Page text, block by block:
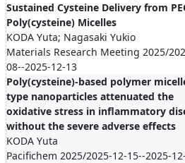
Sustained Cysteine Delivery from
Poly(cysteine) Micelles
KODA Yuta; Nagasaki Yukio
Materials Research Meeting 2025/
08--2025-12-13
Poly(cysteine)-based polymer
type nanoparticles attenuated the
oxidative stress in inflammatory
without the severe adverse effects
KODA Yuta
Pacifichem 2025/2025-12-15--2025-